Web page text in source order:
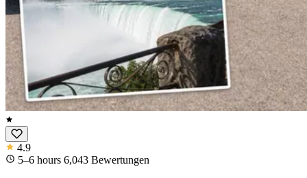
4.9
5–6 hours 6,043 Bewertungen